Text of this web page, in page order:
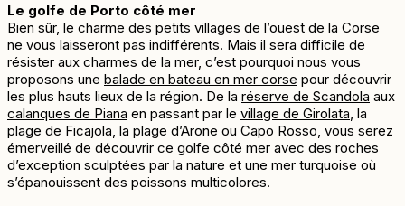
Le golfe de Porto côté mer
Bien sûr, le charme des petits villages de l’ouest de la Corse
ne vous laisseront pas indifférents. Mais il sera difficile de
résister aux charmes de la mer, c’est pourquoi nous vous
proposons une balade en bateau en mer corse pour découvrir
les plus hauts lieux de la région. De la réserve de Scandola aux
calanques de Piana en passant par le village de Girolata , la
plage de Ficajola, la plage d’Arone ou Capo Rosso, vous serez
émerveillé de découvrir ce golfe côté mer avec des roches
d’exception sculptées par la nature et une mer turquoise où
s’épanouissent des poissons multicolores.